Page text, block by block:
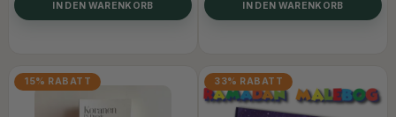
IN DEN WARENKORB IN DEN WARENKORB
15% RABATT 33% RABATT